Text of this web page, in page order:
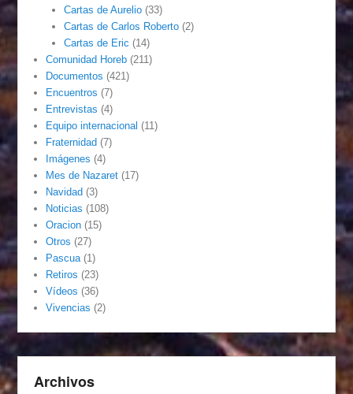
Cartas de Aurelio(33)
Cartas de Carlos Roberto(2)
Cartas de Eric (14)
Comunidad Horeb (211)
Documentos (421)
Encuentros (7)
Entrevistas (4)
Equipo internacional (11)
Fraternidad (7)
Imágenes (4)
Mes de Nazaret (17)
Navidad (3)
Noticias (108)
Oracion (15)
Otros (27)
Pascua (1)
Retiros (23)
Vídeos (36)
Vivencias (2)
Archivos